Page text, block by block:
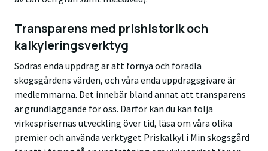
Transparens med prishistorik och
kalkyleringsverktyg
Södras enda uppdrag är att förnya och förädla
skogsgårdens värden, och våra enda uppdragsgivare är
medlemmarna. Det innebär bland annat att transparens
är grundläggande för oss. Därför kan du kan följa
virkesprisernas utveckling över tid, läsa om våra olika
premier och använda verktyget Priskalkyl i Min skogsgård